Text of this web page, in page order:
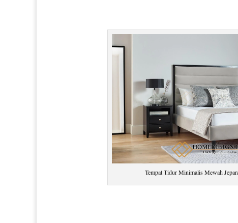
Tempat Tidur Minimalis Mewah